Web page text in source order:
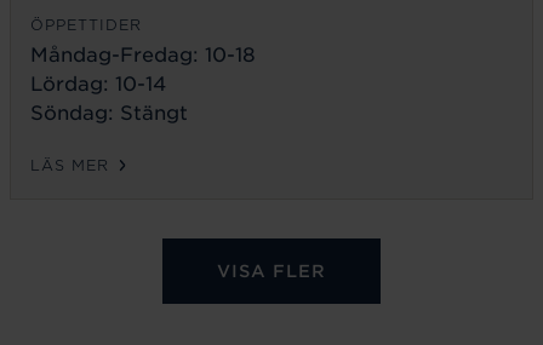
ÖPPETTIDER
Måndag-Fredag: 10-18
Lördag: 10-14
Söndag: Stängt
LÄS MER
VISA FLER